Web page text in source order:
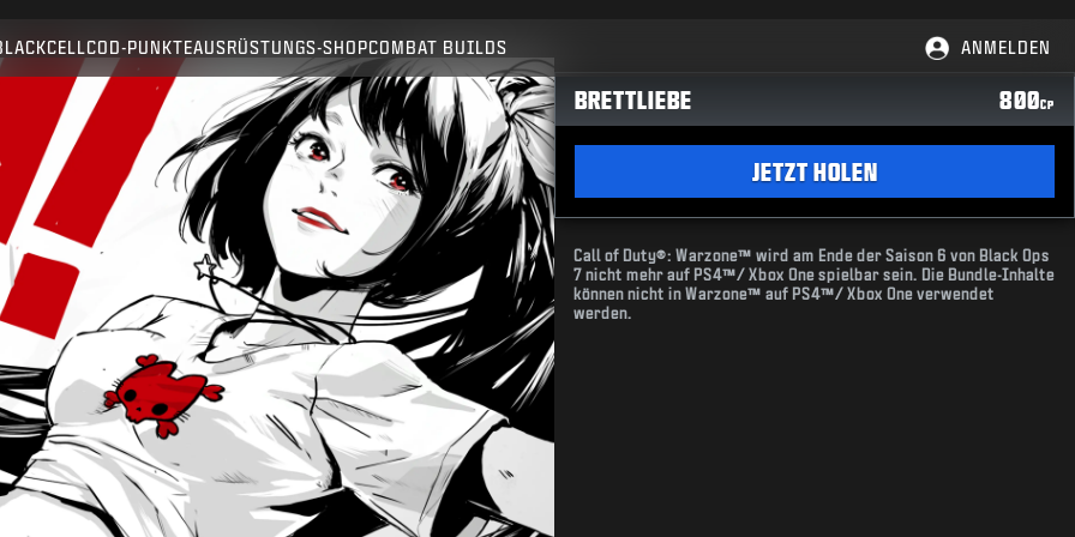
COD-PUNKTEAUSRÜSTUNGS-SHOPCOMBAT BUILDS ANMELDEN
SENDEN
KAUF BESTÄTIGEN
ABBRECHEN
Activision kann diese In-Game-Inhalte jederzeit
aktualisieren, ersetzen oder entfernen.
BRETTLIEBE 800CP
JETZT HOLEN
Call of Duty®: Warzone™ wird am Ende der Saison 6 von Black Ops
7 nicht mehr auf PS4™/ Xbox One spielbar sein. Die Bundle-Inhalte
können nicht in Warzone™ auf PS4™/ Xbox One verwendet
werden.